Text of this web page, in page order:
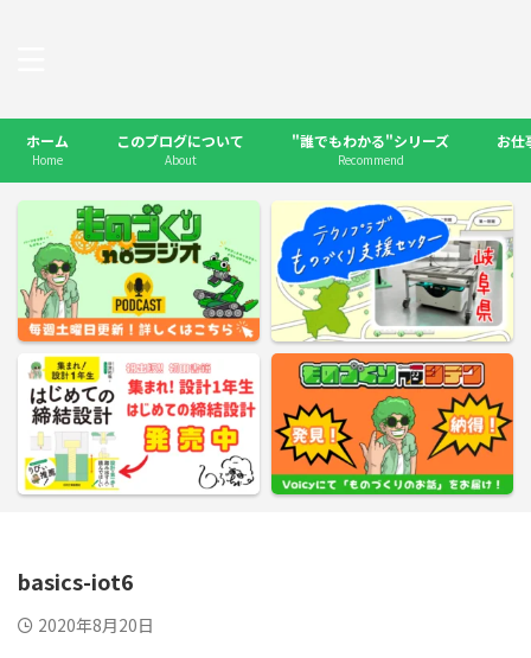
ホーム
Home
このブログについて
About
"誰でもわかる"シリーズ
Recommend
お仕
basics-iot6
2020年8月20日